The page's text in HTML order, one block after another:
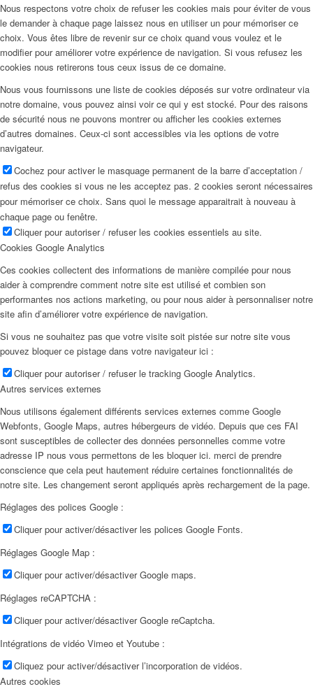
Nous respectons votre choix de refuser les cookies mais pour éviter de vous
le demander à chaque page laissez nous en utiliser un pour mémoriser ce
choix. Vous êtes libre de revenir sur ce choix quand vous voulez et le
modifier pour améliorer votre expérience de navigation. Si vous refusez les
cookies nous retirerons tous ceux issus de ce domaine.
Nous vous fournissons une liste de cookies déposés sur votre ordinateur via
notre domaine, vous pouvez ainsi voir ce qui y est stocké. Pour des raisons
de sécurité nous ne pouvons montrer ou afficher les cookies externes
d’autres domaines. Ceux-ci sont accessibles via les options de votre
navigateur.
Cochez pour activer le masquage permanent de la barre d’acceptation /
refus des cookies si vous ne les acceptez pas. 2 cookies seront nécessaires
pour mémoriser ce choix. Sans quoi le message apparaitrait à nouveau à
chaque page ou fenêtre.
Cliquer pour autoriser / refuser les cookies essentiels au site.
Cookies Google Analytics
Ces cookies collectent des informations de manière compilée pour nous
aider à comprendre comment notre site est utilisé et combien son
performantes nos actions marketing, ou pour nous aider à personnaliser notre
site afin d’améliorer votre expérience de navigation.
Si vous ne souhaitez pas que votre visite soit pistée sur notre site vous
pouvez bloquer ce pistage dans votre navigateur ici :
Cliquer pour autoriser / refuser le tracking Google Analytics.
Autres services externes
Nous utilisons également différents services externes comme Google
Webfonts, Google Maps, autres hébergeurs de vidéo. Depuis que ces FAI
sont susceptibles de collecter des données personnelles comme votre
adresse IP nous vous permettons de les bloquer ici. merci de prendre
conscience que cela peut hautement réduire certaines fonctionnalités de
notre site. Les changement seront appliqués après rechargement de la page.
Réglages des polices Google :
Cliquer pour activer/désactiver les polices Google Fonts.
Réglages Google Map :
Cliquer pour activer/désactiver Google maps.
Réglages reCAPTCHA :
Cliquer pour activer/désactiver Google reCaptcha.
Intégrations de vidéo Vimeo et Youtube :
Cliquez pour activer/désactiver l’incorporation de vidéos.
Autres cookies